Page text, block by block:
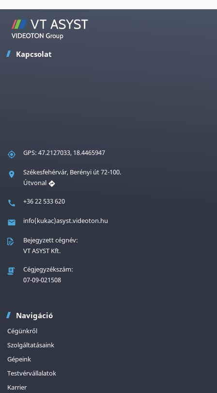
Kapcsolat
GPS: 47.2127033, 18.4465947
Székesfehérvár, Berényi út 72-100.
Útvonal
+36 22 533 620
info(kukac)asyst.videoton.hu
Bejegyzett cégnév:
VT ASYST Kft.
Cégjegyzékszám:
07-09-021508
Navigáció
Cégünkről
Szolgáltatásaink
Gépeink
Testvérvállalatok
Karrier